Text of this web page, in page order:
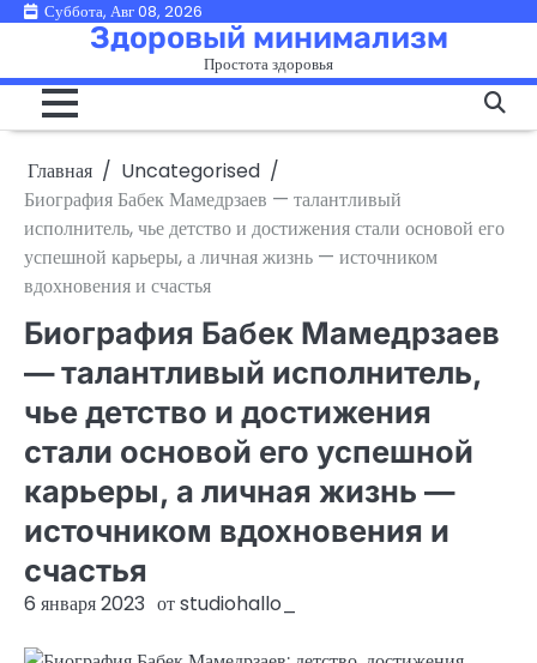
ПерейтиСуббота, Авг 08, 2026
Здоровый минимализм
Простота здоровья
Главная
Uncategorised
Биография Бабек Мамедрзаев — талантливый
исполнитель, чье детство и достижения стали основой его
успешной карьеры, а личная жизнь — источником
вдохновения и счастья
Биография Бабек Мамедрзаев
— талантливый исполнитель,
чье детство и достижения
стали основой его успешной
карьеры, а личная жизнь —
источником вдохновения и
счастья
6 января 2023 отstudiohallo_